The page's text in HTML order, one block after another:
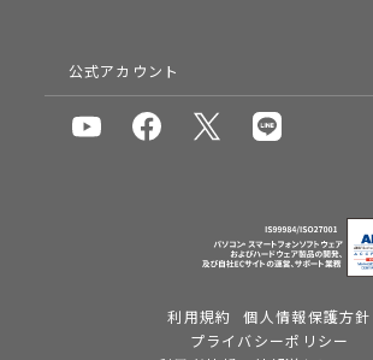
公式アカウント
利用規約
個人情報保護方針
プライバシーポリシー